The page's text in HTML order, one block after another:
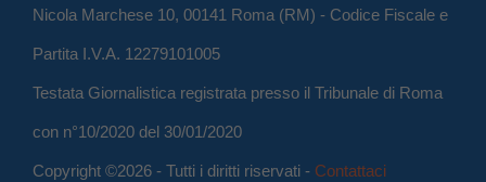
Nicola Marchese 10, 00141 Roma (RM) - Codice Fiscale e
Partita I.V.A. 12279101005
Testata Giornalistica registrata presso il Tribunale di Roma
con n°10/2020 del 30/01/2020
Copyright ©2026 - Tutti i diritti riservati - Contattaci